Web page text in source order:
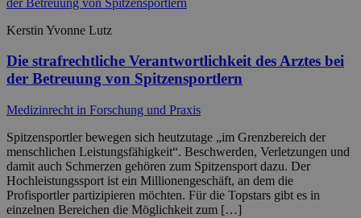
Kerstin Yvonne Lutz
Die strafrechtliche Verantwortlichkeit des Arztes bei
der Betreuung von Spitzensportlern
Medizinrecht in Forschung und Praxis
Spitzensportler bewegen sich heutzutage „im Grenzbereich der
menschlichen Leistungsfähigkeit“. Beschwerden, Verletzungen und
damit auch Schmerzen gehören zum Spitzensport dazu. Der
Hochleistungssport ist ein Millionengeschäft, an dem die
Profisportler partizipieren möchten. Für die Topstars gibt es in
einzelnen Bereichen die Möglichkeit zum […]